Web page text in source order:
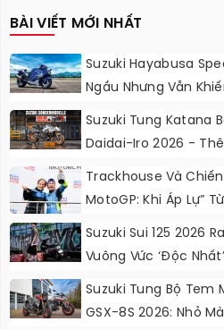
BÀI VIẾT MỚI NHẤT
Suzuki Hayabusa
Ngầu Nhưng Vẫn
Suzuki Tung Katana
Daidai-Iro 2026 -
Chơi, Thêm Cá Tính
Trackhouse Và
MotoGP: Khi Áp Lự”
Suzuki Sui 125 2026
Vuông Vức ‘độc
Suzuki Tung Bộ Tem
GSX-8S 2026: Nhỏ